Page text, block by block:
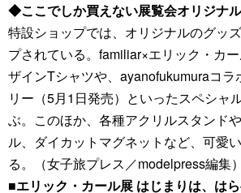
◆ここでしか買えない展覧会オリジナ
特設ショップでは、オリジナルのグッ
プされている。familiar×エリック・カ
ザインTシャツや、ayanofukumuraコラ
リー（5月1日発売）といったスペシャ
ぶ。このほか、各種アクリルスタンド
ル、ダイカットマグネットなど、可愛
る。（女子旅プレス／modelpress編集）
■エリック・カール展 はじまりは、は